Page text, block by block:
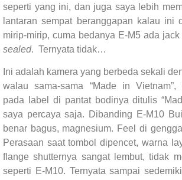
seperti yang ini, dan juga saya lebih
lantaran sempat beranggapan kalau ini
mirip-mirip, cuma bedanya E-M5 ada jack
sealed. Ternyata tidak…
Ini adalah kamera yang berbeda sekali
walau sama-sama “Made in Vietnam”,
pada label di pantat bodinya ditulis
saya percaya saja. Dibanding E-M10
benar bagus, magnesium. Feel di
Perasaan saat tombol dipencet, warna
flange shutternya sangat lembut, tidak
seperti E-M10. Ternyata sampai